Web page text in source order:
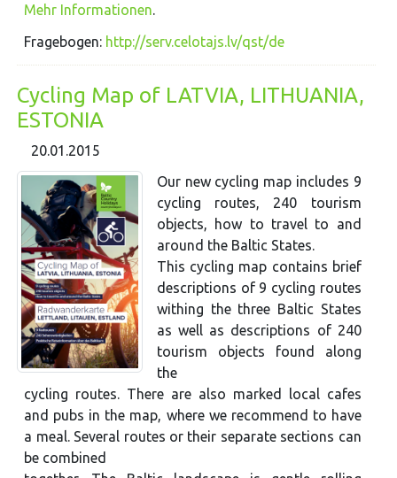
Mehr Informationen.
Fragebogen: http://serv.celotajs.lv/qst/de
Cycling Map of LATVIA, LITHUANIA,
ESTONIA
20.01.2015
Our new cycling map includes 9
cycling routes, 240 tourism
objects, how to travel to and
around the Baltic States.
This cycling map contains brief
descriptions of 9 cycling routes
withing the three Baltic States
as well as descriptions of 240
tourism objects found along
the
cycling routes. There are also marked local cafes
and pubs in the map, where we recommend to have
a meal. Several routes or their separate sections can
be combined